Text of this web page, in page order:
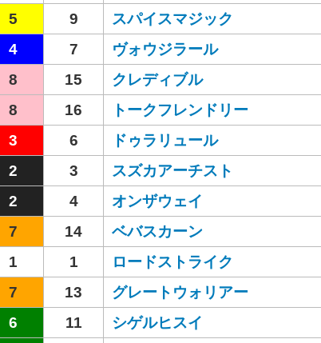
5 9 スパイスマジック
4 7 ヴォウジラール
8 15 クレディブル
8 16 トークフレンドリー
3 6 ドゥラリュール
2 3 スズカアーチスト
2 4 オンザウェイ
7 14 ベバスカーン
1 1 ロードストライク
7 13 グレートウォリアー
6 11 シゲルヒスイ